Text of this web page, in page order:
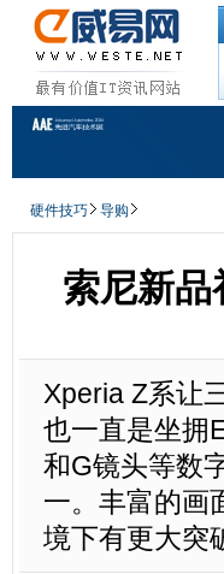
硬件技巧 导购
索尼新品
Xperia Z系让
也一直是坐拥
和G镜头等数
一。丰富的画
境下有更大突